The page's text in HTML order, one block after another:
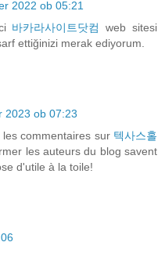
2022 ob 05:21
바카라사이트닷컴
web sitesi
ettiğinizi merak ediyorum.
2023 ob 07:23
commentaires sur 텍사스홀
les auteurs du blog savent
d'utile à la toile!